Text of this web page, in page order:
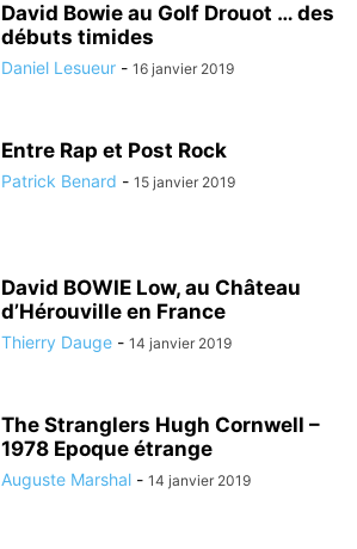
David Bowie au Golf Drouot … des
débuts timides
Daniel Lesueur - 16 janvier 2019
Entre Rap et Post Rock
Patrick Benard - 15 janvier 2019
David BOWIE Low, au Château
d’Hérouville en France
Thierry Dauge - 14 janvier 2019
The Stranglers Hugh Cornwell –
1978 Epoque étrange
Auguste Marshal - 14 janvier 2019